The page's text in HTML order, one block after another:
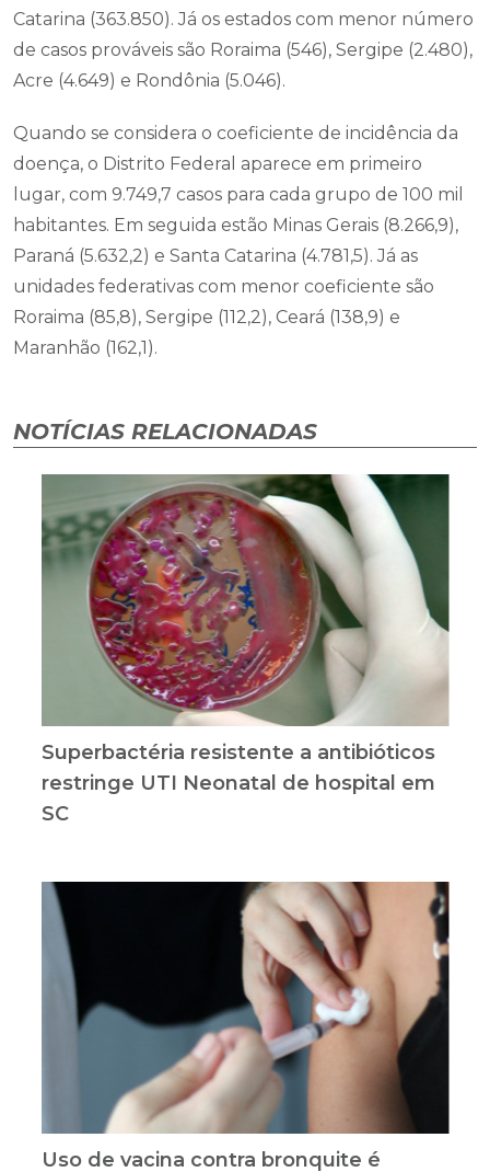
Catarina (363.850). Já os estados com menor número
de casos prováveis são Roraima (546), Sergipe (2.480),
Acre (4.649) e Rondônia (5.046).
Quando se considera o coeficiente de incidência da
doença, o Distrito Federal aparece em primeiro
lugar, com 9.749,7 casos para cada grupo de 100 mil
habitantes. Em seguida estão Minas Gerais (8.266,9),
Paraná (5.632,2) e Santa Catarina (4.781,5). Já as
unidades federativas com menor coeficiente são
Roraima (85,8), Sergipe (112,2), Ceará (138,9) e
Maranhão (162,1).
NOTÍCIAS RELACIONADAS
Superbactéria resistente a antibióticos
restringe UTI Neonatal de hospital em
SC
Uso de vacina contra bronquite é